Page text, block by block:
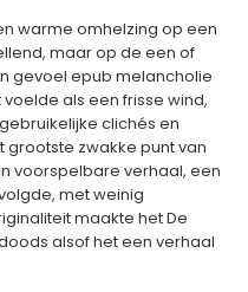
warme omhelzing op een
maar op de een of
gevoel epub melancholie
als een frisse wind,
clichés en
grootste zwakke punt van
voorspelbare verhaal, een
met weinig
maakte het De
alsof het een verhaal